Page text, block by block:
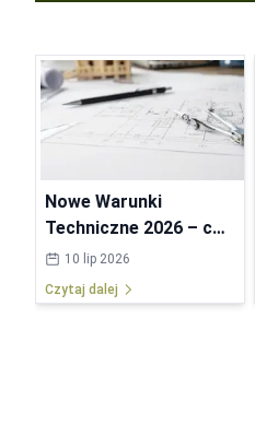
Nowe Warunki
Techniczne 2026 – co
się zmieni w
przepisach?
10 lip 2026
Czytaj dalej